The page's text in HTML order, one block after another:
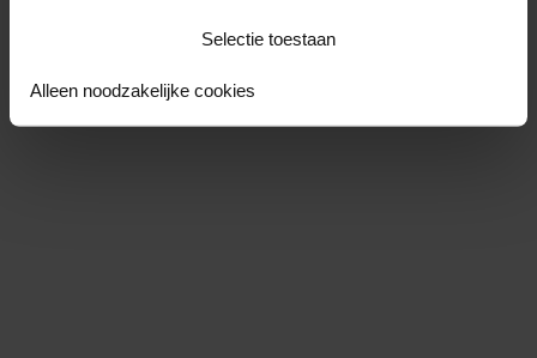
Selectie toestaan
Alleen noodzakelijke cookies